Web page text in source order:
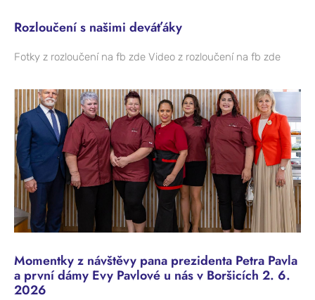
Rozloučení s našimi deváťáky
Fotky z rozloučení na fb zde Video z rozloučení na fb zde
Momentky z návštěvy pana prezidenta Petra Pavla
a první dámy Evy Pavlové u nás v Boršicích 2. 6.
2026